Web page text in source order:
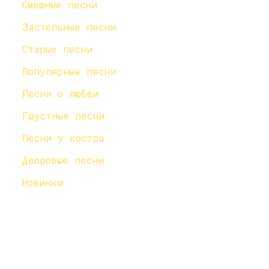
Смешные песни
Застольные песни
Старые песни
Популярные песни
Песни о любви
Грустные песни
Песни у костра
Дворовые песни
Новинки